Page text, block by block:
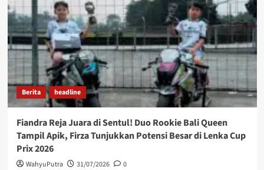
Berita headline
Fiandra Reja Juara di Sentul! Duo Rookie Bali Queen
Tampil Apik, Firza Tunjukkan Potensi Besar di Lenka Cup
Prix 2026
WahyuPutra 31/07/2026 0